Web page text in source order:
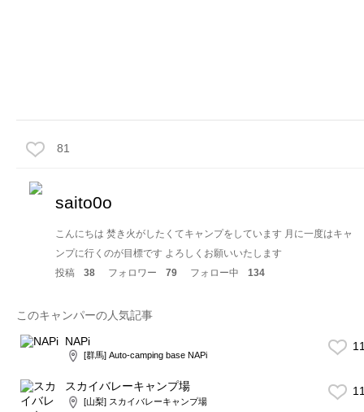
81
saito0o
こんにちは 焚き火がしたくてキャンプをしています 月に一度はキャ
ンプに行くのが目標です よろしくお願いいたします
投稿
38 フォロワー 79 フォロー中 134
このキャンパーの人気記事
NAPi
[群馬] Auto-camping base NAPi
スカイバレーキャンプ場
[山梨] スカイバレーキャンプ場